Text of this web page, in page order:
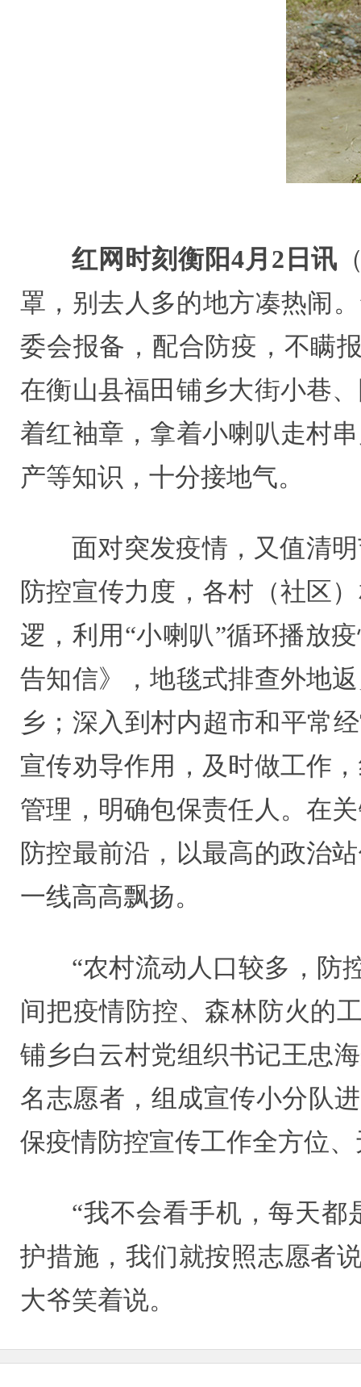
红网时刻衡阳4月2日讯
罩，别去人多的地方凑热闹
委会报备，配合防疫，不瞒
在衡山县福田铺乡大街小巷
着红袖章，拿着小喇叭走村
产等知识，十分接地气。
面对突发疫情，又值清
防控宣传力度，各村（社区
逻，利用“小喇叭”循环播放
告知信》，地毯式排查外地
乡；深入到村内超市和平常
宣传劝导作用，及时做工作
管理，明确包保责任人。在
防控最前沿，以最高的政治
一线高高飘扬。
“农村流动人口较多，防
间把疫情防控、森林防火的
铺乡白云村党组织书记王忠
名志愿者，组成宣传小分队
保疫情防控宣传工作全方位
“我不会看手机，每天
护措施，我们就按照志愿者
大爷笑着说。